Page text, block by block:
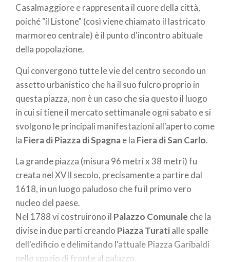
Casalmaggiore e rappresenta il cuore della città,
poiché "il Listone" (così viene chiamato il lastricato
marmoreo centrale) è il punto d'incontro abituale
della popolazione.
Qui convergono tutte le vie del centro secondo un
assetto urbanistico che ha il suo fulcro proprio in
questa piazza, non è un caso che sia questo il luogo
in cui si tiene il mercato settimanale ogni sabato e si
svolgono le principali manifestazioni all'aperto come
la Fiera di Piazza di Spagnae la Fiera di San Carlo.
La grande piazza (misura 96 metri x 38 metri) fu
creata nel XVII secolo, precisamente a partire dal
1618, in un luogo paludoso che fu il primo vero
nucleo del paese.
Nel 1788 vi costruirono il Palazzo Comunale che la
divise in due parti creando Piazza Turatialle spalle
dell'edificio e delimitando l'attuale Piazza Garibaldi
nello spazio di fronte al palazzo.